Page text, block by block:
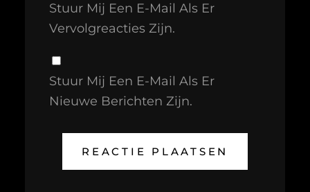
Stuur Mij Een E-Mail Als Er
Vervolgreacties Zijn.
Stuur Mij Een E-Mail Als Er
Nieuwe Berichten Zijn.